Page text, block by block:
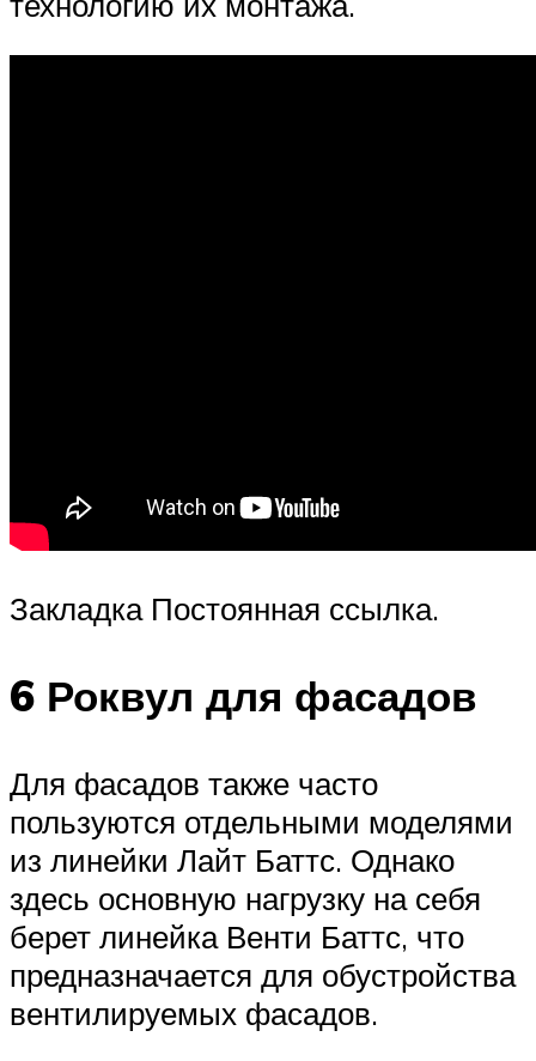
Закладка Постоянная ссылка.
6 Роквул для фасадов
Для фасадов также часто
пользуются отдельными моделями
из линейки Лайт Баттс. Однако
здесь основную нагрузку на себя
берет линейка Венти Баттс, что
предназначается для обустройства
вентилируемых фасадов.